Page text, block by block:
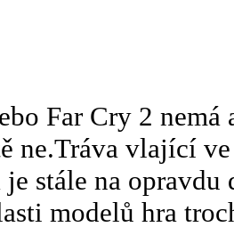
Far Cry 2 nemá
ne.Tráva vlající
stále na opravdu
modelů hra